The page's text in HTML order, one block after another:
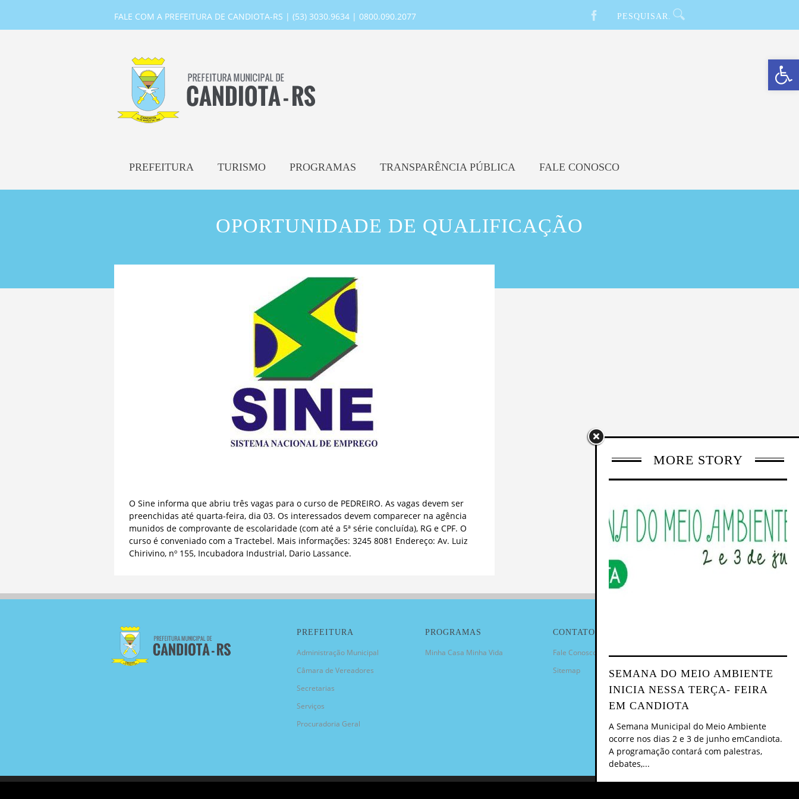
Barra de Ferramentas Aberta
FALE COM A PREFEITURA DE CANDIOTA-RS | (53) 3030.9634 | 0800.090.2077
PREFEITURA TURISMO PROGRAMAS TRANSPARÊNCIA PÚBLICA FALE CONOSCO
OPORTUNIDADE DE QUALIFICAÇÃO
O Sine informa que abriu três vagas para o curso de PEDREIRO. As vagas devem ser
preenchidas até quarta-feira, dia 03. Os interessados devem comparecer na agência
munidos de comprovante de escolaridade (com até a 5ª série concluída), RG e CPF. O
curso é conveniado com a Tractebel. Mais informações: 3245 8081 Endereço: Av. Luiz
Chirivino, nº 155, Incubadora Industrial, Dario Lassance.
MORE STORY
SEMANA DO MEIO AMBIENTE
INICIA NESSA TERÇA- FEIRA
EM CANDIOTA
A Semana Municipal do Meio Ambiente
ocorre nos dias 2 e 3 de junho emCandiota.
A programação contará com palestras,
debates,...
PREFEITURA
Administração Municipal
Câmara de Vereadores
Secretarias
Serviços
Procuradoria Geral
PROGRAMAS
Minha Casa Minha Vida
CONTATO
Fale Conosco
Sitemap